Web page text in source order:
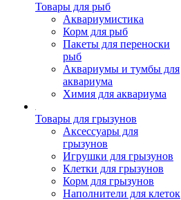
Товары для рыб
Аквариумистика
Корм для рыб
Пакеты для переноски
рыб
Аквариумы и тумбы для
аквариума
Химия для аквариума
Товары для грызунов
Аксессуары для
грызунов
Игрушки для грызунов
Клетки для грызунов
Корм для грызунов
Наполнители для клеток